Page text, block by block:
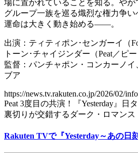
場に置かれていることを知る。やが
グループ一族を巡る熾烈な権力争
運命は大きく動き始める――。
出演：ティティポン･センガーイ（
トーン･チャイジンダー（Peat／ピー
監督：パンチャポン・コンカーノ
ブア
https://news.tv.rakuten.co.jp/2026/02/
Peat 3度目の共演！『Yesterday』日
裏切りが交錯するダーク・ロマンス
Rakuten TVで『Yesterday～あの日